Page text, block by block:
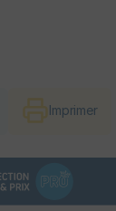
Imprimer